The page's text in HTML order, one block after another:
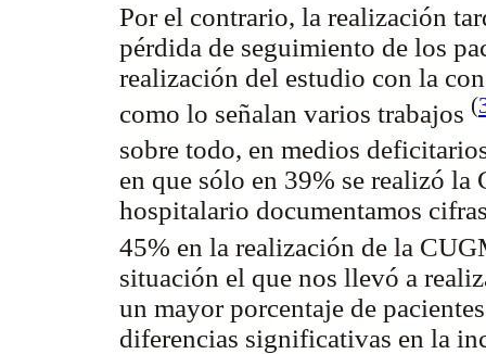
Por el contrario, la realización
pérdida de seguimiento de los
realización del estudio con la
como lo señalan varios trabajos (
sobre todo, en medios
en que sólo en 39% se realizó
hospitalario documentamos
45% en la realización de la
situación el que nos llevó a
un mayor porcentaje de
diferencias significativas en la